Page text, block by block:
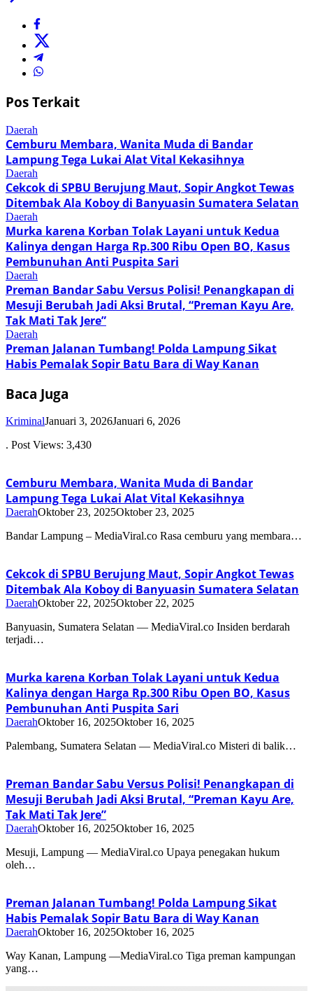
Pos Terkait
Daerah
Cemburu Membara, Wanita Muda di Bandar
Lampung Tega Lukai Alat Vital Kekasihnya
Daerah
Cekcok di SPBU Berujung Maut, Sopir Angkot Tewas
Ditembak Ala Koboy di Banyuasin Sumatera Selatan
Daerah
Murka karena Korban Tolak Layani untuk Kedua
Kalinya dengan Harga Rp.300 Ribu Open BO, Kasus
Pembunuhan Anti Puspita Sari
Daerah
Preman Bandar Sabu Versus Polisi! Penangkapan di
Mesuji Berubah Jadi Aksi Brutal, “Preman Kayu Are,
Tak Mati Tak Jere”
Daerah
Preman Jalanan Tumbang! Polda Lampung Sikat
Habis Pemalak Sopir Batu Bara di Way Kanan
Baca Juga
KriminalJanuari 3, 2026Januari 6, 2026
. Post Views: 3,430
Cemburu Membara, Wanita Muda di Bandar
Lampung Tega Lukai Alat Vital Kekasihnya
DaerahOktober 23, 2025Oktober 23, 2025
Bandar Lampung – MediaViral.co Rasa cemburu yang membara…
Cekcok di SPBU Berujung Maut, Sopir Angkot Tewas
Ditembak Ala Koboy di Banyuasin Sumatera Selatan
DaerahOktober 22, 2025Oktober 22, 2025
Banyuasin, Sumatera Selatan — MediaViral.co Insiden berdarah
terjadi…
Murka karena Korban Tolak Layani untuk Kedua
Kalinya dengan Harga Rp.300 Ribu Open BO, Kasus
Pembunuhan Anti Puspita Sari
DaerahOktober 16, 2025Oktober 16, 2025
Palembang, Sumatera Selatan — MediaViral.co Misteri di balik…
Preman Bandar Sabu Versus Polisi! Penangkapan di
Mesuji Berubah Jadi Aksi Brutal, “Preman Kayu Are,
Tak Mati Tak Jere”
DaerahOktober 16, 2025Oktober 16, 2025
Mesuji, Lampung — MediaViral.co Upaya penegakan hukum
oleh…
Preman Jalanan Tumbang! Polda Lampung Sikat
Habis Pemalak Sopir Batu Bara di Way Kanan
DaerahOktober 16, 2025Oktober 16, 2025
Way Kanan, Lampung —MediaViral.co Tiga preman kampungan
yang…